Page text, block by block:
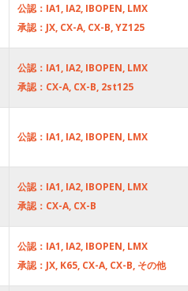
公認：IA1, IA2, IBOPEN, LMX
承認：JX, CX-A, CX-B, YZ125
公認：IA1, IA2, IBOPEN, LMX
承認：CX-A, CX-B, 2st125
公認：IA1, IA2, IBOPEN, LMX
公認：IA1, IA2, IBOPEN, LMX
承認：CX-A, CX-B
公認：IA1, IA2, IBOPEN, LMX
承認：JX, K65, CX-A, CX-B, その他